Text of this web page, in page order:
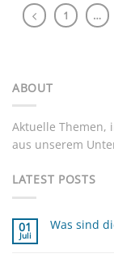
1 …
ABOUT
Aktuelle Themen,
aus unserem
LATEST POSTS
01
Juli
Was sind